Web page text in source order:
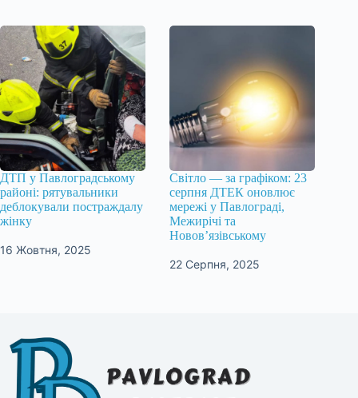
ДТП у Павлоградському
районі: рятувальники
деблокували постраждалу
жінку
16 Жовтня, 2025
Світло — за графіком: 23
серпня ДТЕК оновлює
мережі у Павлограді,
Межирічі та
Новов’язівському
22 Серпня, 2025